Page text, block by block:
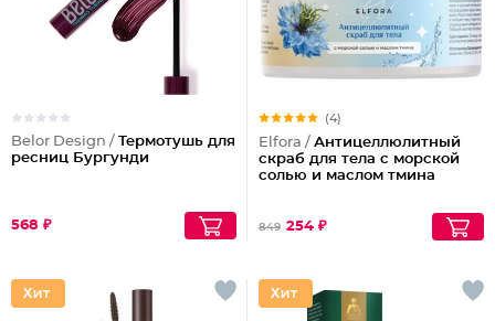
Belor Design / Термотушь для
ресниц Бургунди
568 ₽
(4)
Elfora / Антицеллюлитный
скраб для тела с морской
солью и маслом тмина
849 254 ₽